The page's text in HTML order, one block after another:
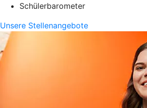
Schülerbarometer
Unsere Stellenangebote